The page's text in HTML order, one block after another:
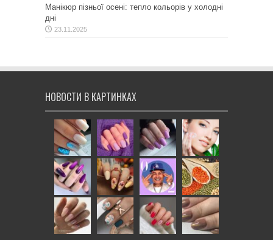
Манікюр пізньої осені: тепло кольорів у холодні
дні
23.11.2025
НОВОСТИ В КАРТИНКАХ